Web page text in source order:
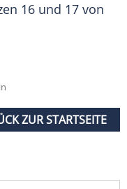
16 und 17 von
ZUR STARTSEITE